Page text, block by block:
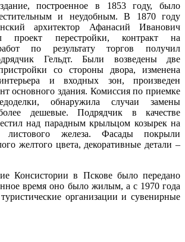
построенное в 1853 году, было
и неудобным. В 1870 году
архитектор Афанасий Иванович
проект перестройки, контракт на
по результату торгов получил
Гельдт. Были возведены две
со стороны двора, изменена
и входных зон, произведен
основного здания. Комиссия по приемке
обнаружила случаи замены
дешевые. Подрядчик в качестве
над парадным крыльцом козырек на
листового железа. Фасады покрыли
желтого цвета, декоративные детали –
Консистории в Пскове было передано
время оно было жилым, а с 1970 года
организации и сувенирные